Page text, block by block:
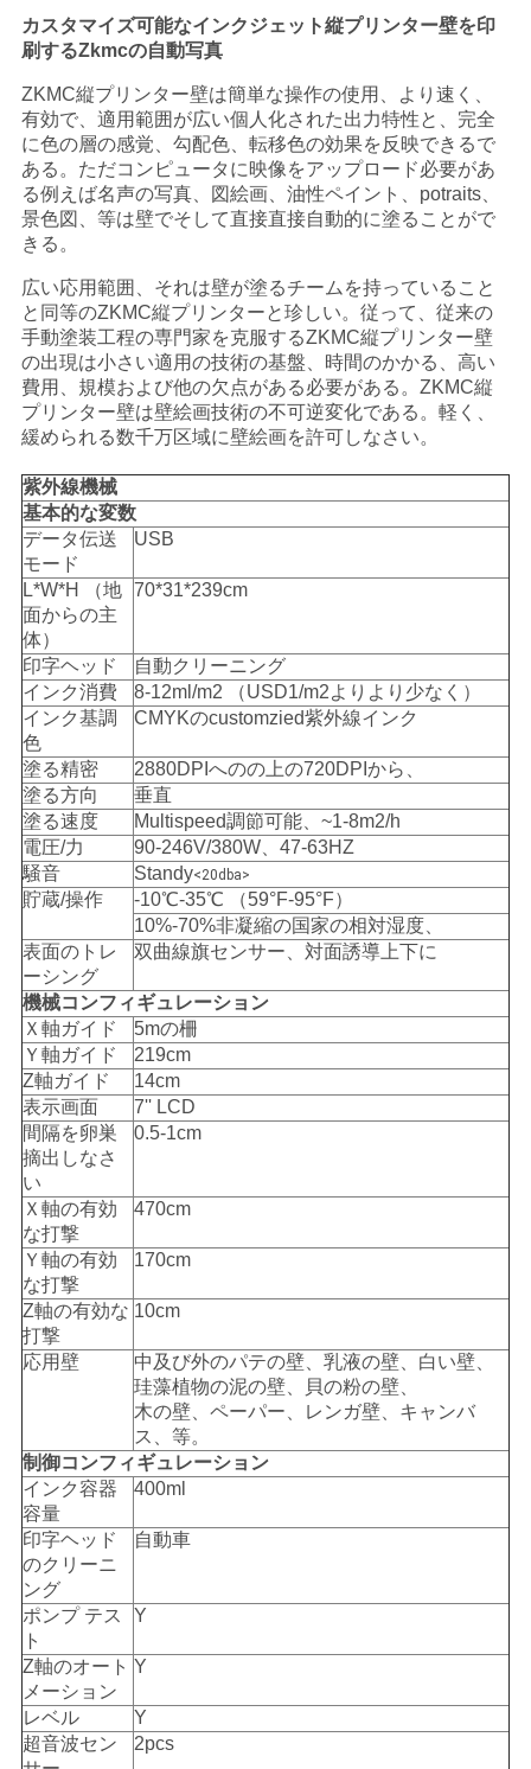
絡
し
な
さ
い
ニ
ュ
ー
ス
場
合
引
用
を
要
求
し
な
さ
い
地
図
PRIVACY
POLICY
カスタマイズ可能なインクジェット縦プリンター壁を印
刷するZkmcの自動写真
ZKMC縦プリンター壁は簡単な操作の使用、より速く、
有効で、適用範囲が広い個人化された出力特性と、完全
に色の層の感覚、勾配色、転移色の効果を反映できるで
ある。ただコンピュータに映像をアップロード必要があ
る例えば名声の写真、図絵画、 油性ペイント、potraits、
景色図、等は壁でそして直接直接自動的に塗ることがで
きる。
広い応用範囲、それは壁が塗るチームを持っていること
と同等のZKMC縦プリンターと珍しい。従って、従来の
手動塗装工程の専門家を克服するZKMC縦プリンター壁
の出現は小さい適用の技術の基盤、時間のかかる、高い
費用、規模および他の欠点がある必要がある。ZKMC縦
プリンター壁は壁絵画技術の不可逆変化である。軽く、
緩められる数千万区域に壁絵画を許可しなさい。
紫外線機械
基本的な変数
データ伝送
モード
USB
L*W*H （地
面からの主
体）
70*31*239cm
印字ヘッド
自動クリーニング
インク消費
8-12ml/m2 （USD1/m2よりより少なく）
インク基調
色
CMYKのcustomzied紫外線インク
塗る精密
2880DPIへのの上の720DPIから、
塗る方向
垂直
塗る速度
Multispeed調節可能、~1-8m2/h
電圧/力
90-246V/380W、47-63HZ
騒音
Standy<20dba>
貯蔵/操作
-10℃-35℃ （59°F-95°F）
10%-70%非凝縮の国家の相対湿度、
表面のトレ
ーシング
双曲線旗センサー、対面誘導上下に
機械コンフィギュレーション
Ｘ軸ガイド
5mの柵
Ｙ軸ガイド
219cm
Z軸ガイド
14cm
表示画面
7'' LCD
間隔を卵巣
摘出しなさ
い
0.5-1cm
Ｘ軸の有効
な打撃
470cm
Ｙ軸の有効
な打撃
170cm
Z軸の有効な
打撃
10cm
応用壁
中及び外のパテの壁、乳液の壁、白い壁、
珪藻植物の泥の壁、貝の粉の壁、
木の壁、ペーパー、レンガ壁、キャンバ
ス、等。
制御コンフィギュレーション
インク容器
容量
400ml
印字ヘッド
のクリーニ
ング
自動車
ポンプ テス
ト
Y
Z軸のオート
メーション
Y
レベル
Y
超音波セン
2pcs